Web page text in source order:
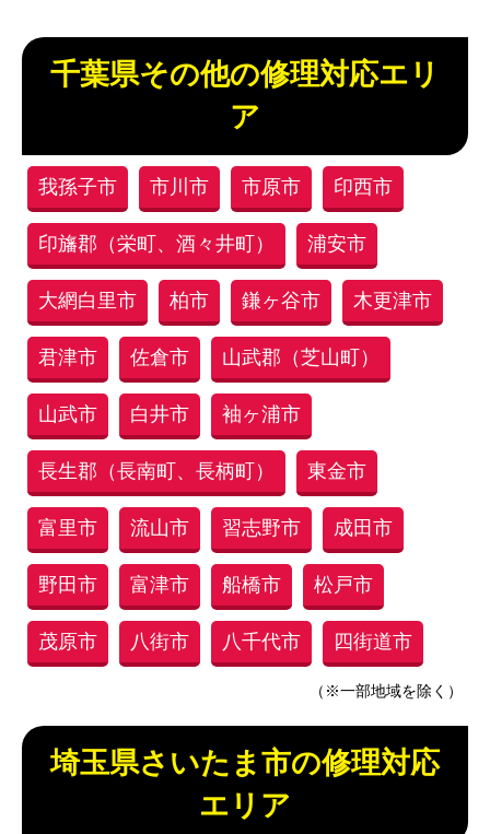
千葉県その他の修理対応エリ
ア
我孫子市 市川市 市原市 印西市
印旛郡（栄町、酒々井町） 浦安市
大網白里市 柏市 鎌ヶ谷市 木更津市
君津市 佐倉市 山武郡（芝山町）
山武市 白井市 袖ヶ浦市
長生郡（長南町、長柄町） 東金市
富里市 流山市 習志野市 成田市
野田市 富津市 船橋市 松戸市
茂原市 八街市 八千代市 四街道市
（※一部地域を除く）
埼玉県さいたま市の修理対応
エリア